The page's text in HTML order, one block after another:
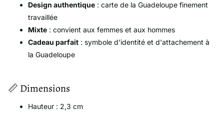
Design authentique : carte de la Guadeloupe finement
travaillée
Mixte : convient aux femmes et aux hommes
Cadeau parfait : symbole d'identité et d'attachement à
la Guadeloupe
📏 Dimensions
Hauteur : 2,3 cm